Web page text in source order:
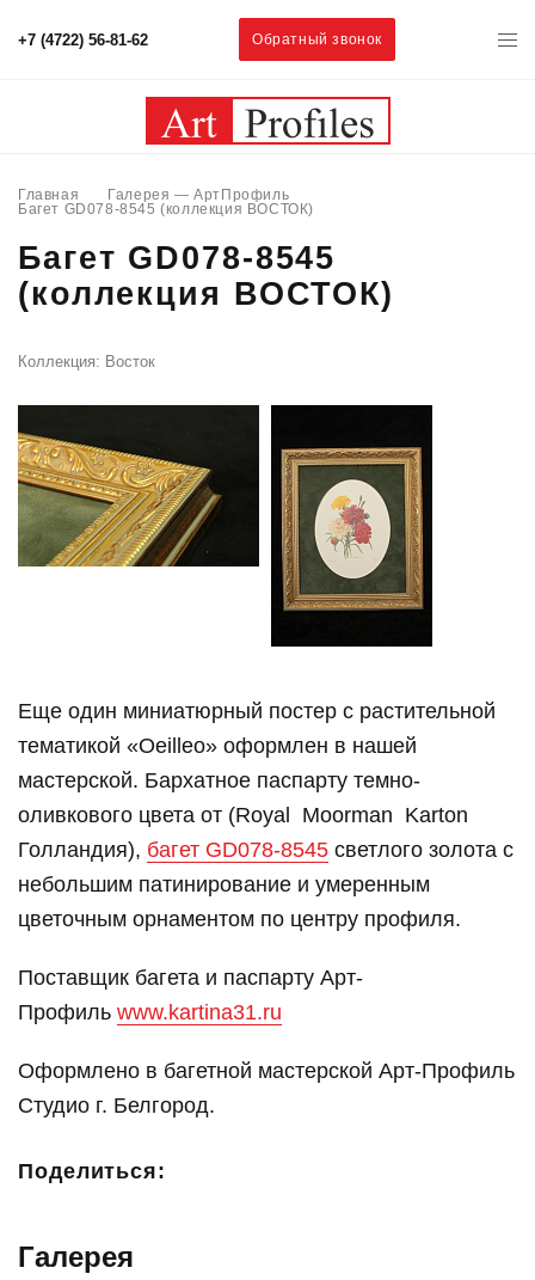
+7 (4722) 56-81-62 Обратный звонок
Главная
Галерея — АртПрофиль
Багет GD078-8545 (коллекция ВОСТОК)
Багет GD078-8545
(коллекция ВОСТОК)
Коллекция: Восток
Еще один миниатюрный постер с растительной
тематикой «Oeilleo» оформлен в нашей
мастерской. Бархатное паспарту темно-
оливкового цвета от (Royal Moorman Karton
Голландия), багет GD078-8545 светлого золота с
небольшим патинирование и умеренным
цветочным орнаментом по центру профиля.
Поставщик багета и паспарту Арт-
Профиль www.kartina31.ru
Оформлено в багетной мастерской Арт-Профиль
Студио г. Белгород.
Поделиться:
Галерея